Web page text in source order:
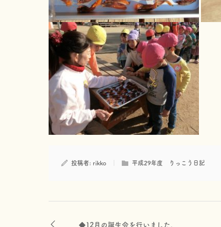
投稿者: rikko 平成29年度 りっこう日記
◆12月の誕生会を行いました。